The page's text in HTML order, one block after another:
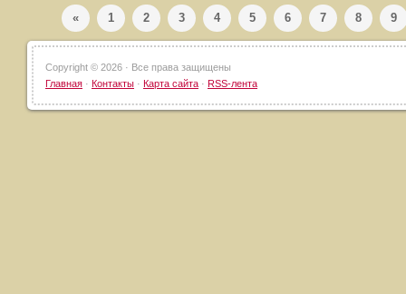
« 1 2 3 4 5 6 7 8 9
Copyright © 2026 · Все права защищены
Главная · Контакты · Карта сайта · RSS-лента